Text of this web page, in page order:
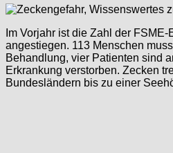
Im Vorjahr ist die Zahl der
angestiegen. 113 Menschen
Behandlung, vier Patienten sind
Erkrankung verstorben. Zecken
Bundesländern bis zu einer